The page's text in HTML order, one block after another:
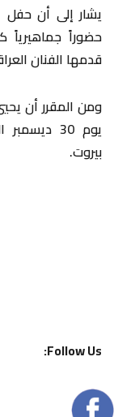
يشار إلى أن
حضوراً جماهيرياً
قدمها الفنان
ومن المقرر أن
يوم 30
بيروت.
Follow Us: